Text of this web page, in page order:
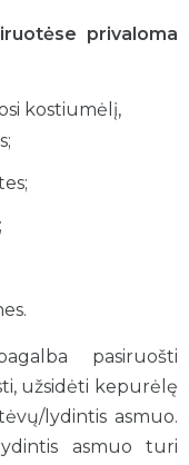
privaloma
kostiumėlį,
pasiruošti
užsidėti kepurėlę
lydintis asmuo.
asmuo turi